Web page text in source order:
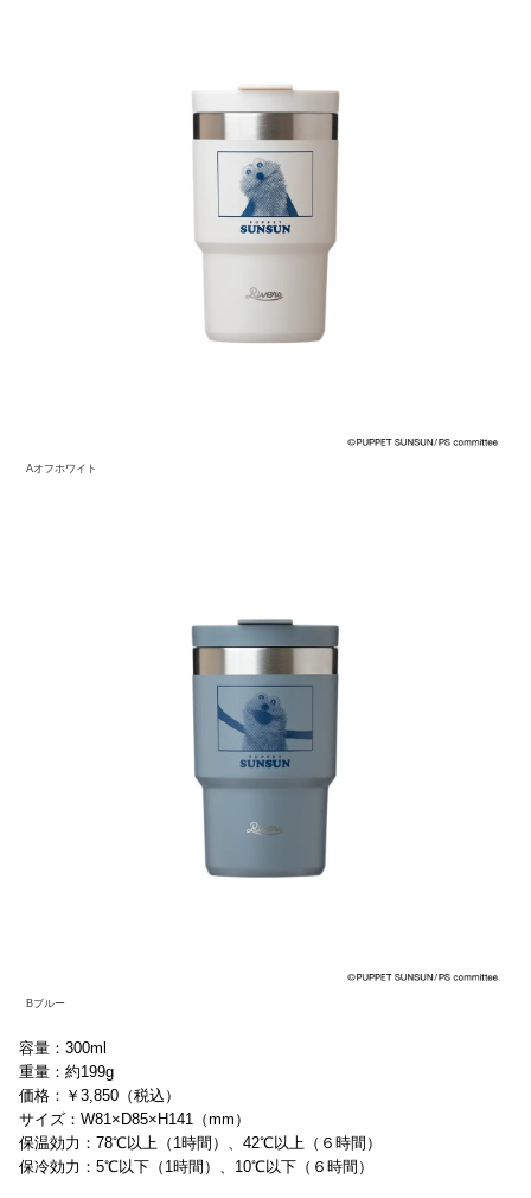
Aオフホワイト
Bブルー
容量：300ml
重量：約199g
価格：￥3,850（税込）
サイズ：W81×D85×H141（mm）
保温効力：78℃以上（1時間）、42℃以上（６時間）
保冷効力：5℃以下（1時間）、10℃以下（６時間）